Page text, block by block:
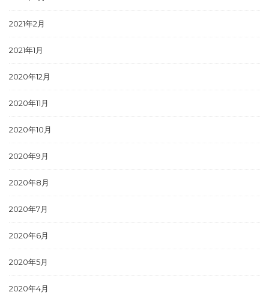
2021年2月
2021年1月
2020年12月
2020年11月
2020年10月
2020年9月
2020年8月
2020年7月
2020年6月
2020年5月
2020年4月